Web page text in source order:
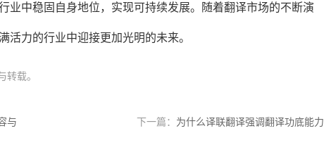
业中稳固自身地位，实现可持续发展。随着翻译市场的不断演
活力的行业中迎接更加光明的未来。
载。
与
下一篇： 为什么译联翻译强调翻译功底能力